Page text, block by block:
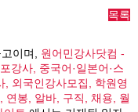
목록
이며, 원어민강사닷컴 -
강사, 중국어·일본어·스
, 외국인강사모집, 학원영
연봉, 알바, 구직, 채용, 월